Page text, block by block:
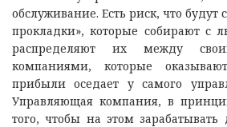
обслуживание. Есть риск, что будут
прокладки», которые собирают с
распределяют их между
компаниями, которые
прибыли оседает у самого
Управляющая компания, в
того, чтобы на этом зарабатывать